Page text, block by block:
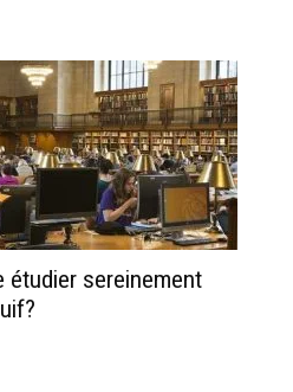
étudier sereinement